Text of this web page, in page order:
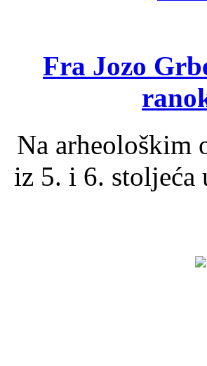
Fra Jozo
Na arheološkim
iz 5. i 6. stoljeća